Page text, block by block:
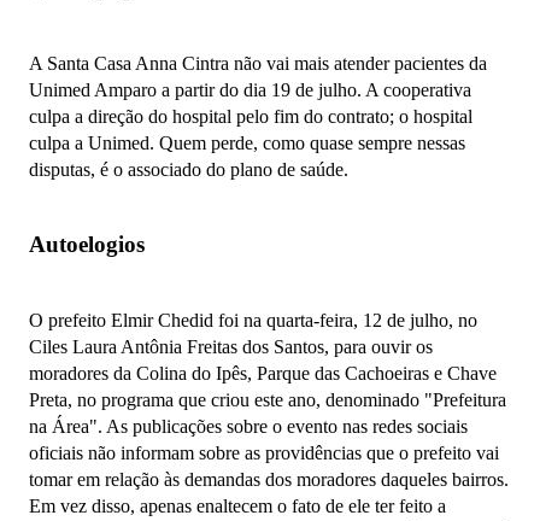
A Santa Casa Anna Cintra não vai mais atender pacientes da
Unimed Amparo a partir do dia 19 de julho. A cooperativa
culpa a direção do hospital pelo fim do contrato; o hospital
culpa a Unimed. Quem perde, como quase sempre nessas
disputas, é o associado do plano de saúde.
Autoelogios
O prefeito Elmir Chedid foi na quarta-feira, 12 de julho, no
Ciles Laura Antônia Freitas dos Santos, para ouvir os
moradores da Colina do Ipês, Parque das Cachoeiras e Chave
Preta, no programa que criou este ano, denominado "Prefeitura
na Área". As publicações sobre o evento nas redes sociais
oficiais não informam sobre as providências que o prefeito vai
tomar em relação às demandas dos moradores daqueles bairros.
Em vez disso, apenas enaltecem o fato de ele ter feito a